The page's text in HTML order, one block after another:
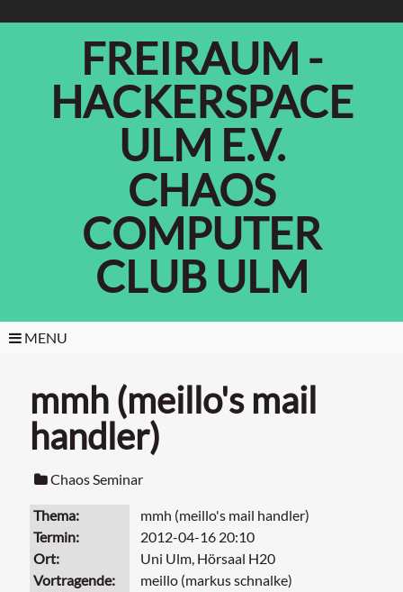
FREIRAUM -
HACKERSPACE
ULM E.V.
CHAOS
COMPUTER
CLUB ULM
MENU
mmh (meillo's mail
handler)
Chaos Seminar
Thema
mmh (meillo's mail handler)
Termin
2012-04-16 20:10
Ort
Uni Ulm, Hörsaal H20
Vortragende
meillo (markus schnalke)